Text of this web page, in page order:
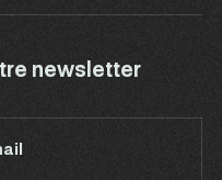
newsletter